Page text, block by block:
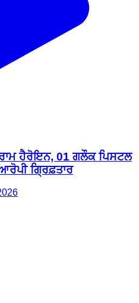
ਹੈਰੋਇਨ, 01 ਗਲੌਕ ਪਿਸਟਲ
ਗ੍ਰਿਫ਼ਤਾਰ